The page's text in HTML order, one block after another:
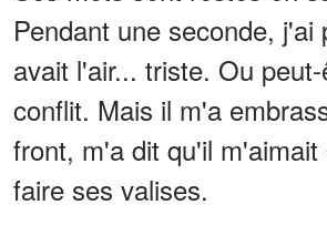
Pendant une seconde, j'ai
avait l'air... triste. Ou
conflit. Mais il m'a
front, m'a dit qu'il
faire ses valises.